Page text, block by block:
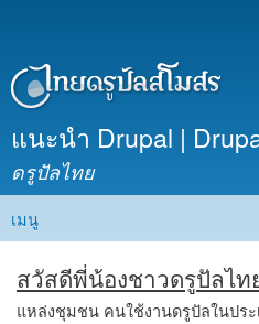
เนื้อหา
แนะนำ Drupal |
ดรูปัลไทย
Main menu
เมนู
สวัสดีพี่น้องชาวดรูปัลไท
แหล่งชุมชน คนใช้งานดรูปัลในประ